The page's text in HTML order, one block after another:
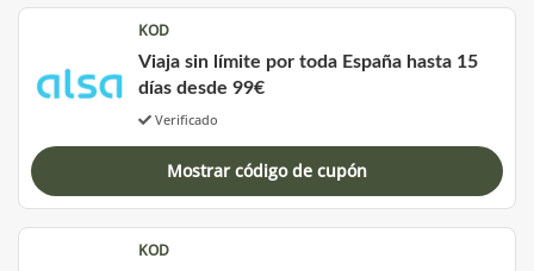
KOD
Viaja sin límite por toda España hasta 15
días desde 99€
Verificado
Mostrar código de cupón
KOD